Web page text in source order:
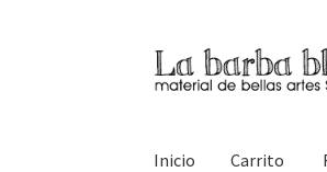
Ir
a
Ir
al
Inicio Carrito